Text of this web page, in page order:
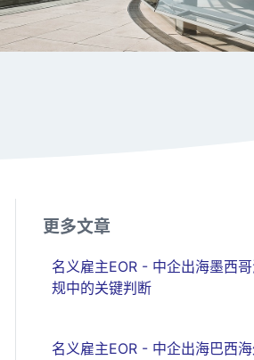
更多文章
名义雇主EOR - 中企出海墨西
规中的关键判断
名义雇主EOR - 中企出海巴西